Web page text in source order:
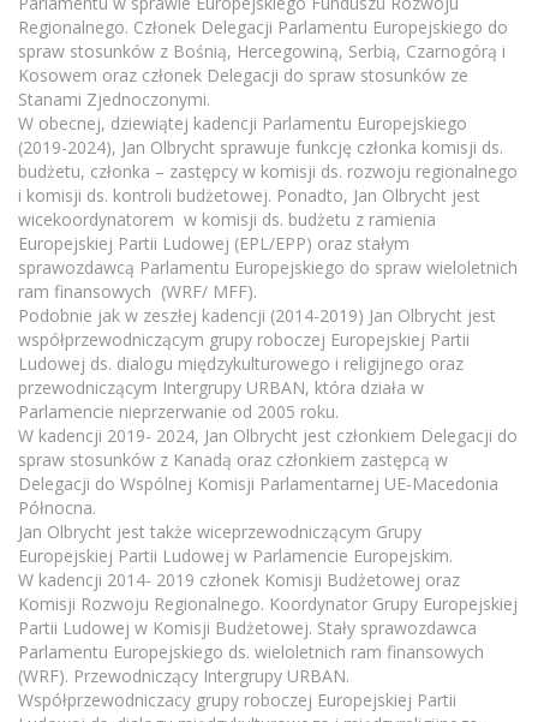
Regionalnego. Członek Delegacji Parlamentu Europejskiego do
spraw stosunków z Bośnią, Hercegowiną, Serbią, Czarnogórą i
Kosowem oraz członek Delegacji do spraw stosunków ze
Stanami Zjednoczonymi.
W obecnej, dziewiątej kadencji Parlamentu Europejskiego
(2019-2024), Jan Olbrycht sprawuje funkcję członka komisji ds.
budżetu, członka – zastępcy w komisji ds. rozwoju regionalnego
i komisji ds. kontroli budżetowej. Ponadto, Jan Olbrycht jest
wicekoordynatorem w komisji ds. budżetu z ramienia
Europejskiej Partii Ludowej (EPL/EPP) oraz stałym
sprawozdawcą Parlamentu Europejskiego do spraw wieloletnich
ram finansowych (WRF/ MFF).
Podobnie jak w zeszłej kadencji (2014-2019) Jan Olbrycht jest
współprzewodniczącym grupy roboczej Europejskiej Partii
Ludowej ds. dialogu międzykulturowego i religijnego oraz
przewodniczącym Intergrupy URBAN, która działa w
Parlamencie nieprzerwanie od 2005 roku.
W kadencji 2019- 2024, Jan Olbrycht jest członkiem Delegacji do
spraw stosunków z Kanadą oraz członkiem zastępcą w
Delegacji do Wspólnej Komisji Parlamentarnej UE-Macedonia
Północna.
Jan Olbrycht jest także wiceprzewodniczącym Grupy
Europejskiej Partii Ludowej w Parlamencie Europejskim.
W kadencji 2014- 2019 członek Komisji Budżetowej oraz
Komisji Rozwoju Regionalnego. Koordynator Grupy Europejskiej
Partii Ludowej w Komisji Budżetowej. Stały sprawozdawca
Parlamentu Europejskiego ds. wieloletnich ram finansowych
(WRF). Przewodniczący Intergrupy URBAN.
Współprzewodniczacy grupy roboczej Europejskiej Partii